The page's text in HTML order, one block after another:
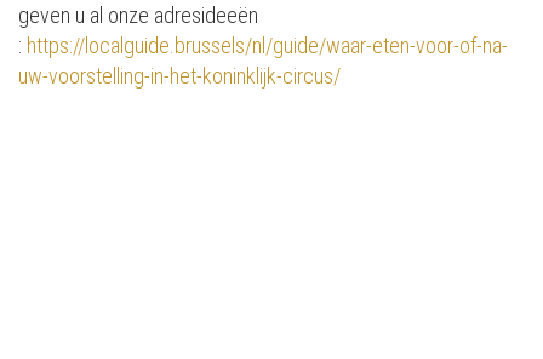
geven u al onze adresideeën
: https://localguide.brussels/nl/guide/waar-eten-voor-of-na-
uw-voorstelling-in-het-koninklijk-circus/